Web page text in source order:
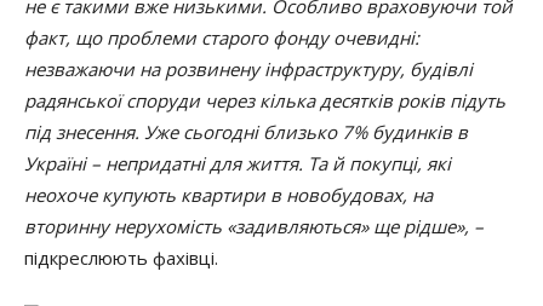
не є такими вже низькими. Особливо враховуючи той
факт, що проблеми старого фонду очевидні:
незважаючи на розвинену інфраструктуру, будівлі
радянської споруди через кілька десятків років підуть
під знесення. Уже сьогодні близько 7% будинків в
Україні – непридатні для життя. Та й покупці, які
неохоче купують квартири в новобудовах, на
вторинну нерухомість «задивляються» ще рідше», –
підкреслюють фахівці.